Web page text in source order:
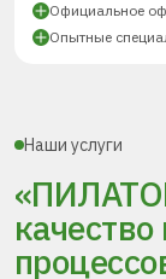
Официальное
Опытные
Наши услуги
качество